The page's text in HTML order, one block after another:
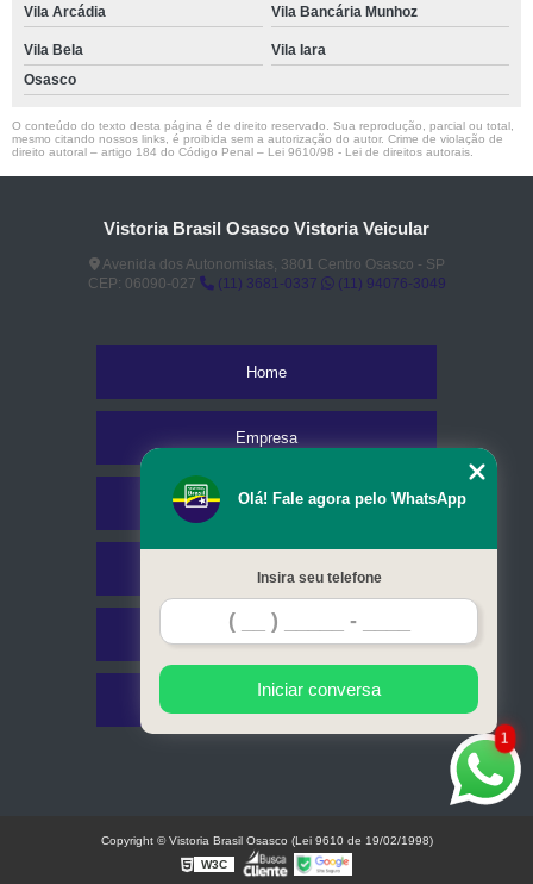
Vila Arcádia Vila Bancária Munhoz
Vila Bela
Vila Iara
Osasco
O conteúdo do texto desta página é de direito reservado. Sua reprodução, parcial ou total,
mesmo citando nossos links, é proibida sem a autorização do autor. Crime de violação de
direito autoral – artigo 184 do Código Penal – Lei 9610/98 - Lei de direitos autorais
Vistoria Brasil Osasco Vistoria Veicular
Avenida dos Autonomistas, 3801 Centro Osasco - SP
CEP: 06090-027
(11) 3681-0337 (11) 94076-3049
Home
Empresa
Missão
Serviços
Contato
Mapa do site
1
Olá! Fale agora pelo WhatsApp
Insira seu telefone
Iniciar conversa
Copyright © Vistoria Brasil Osasco (Lei 9610 de 19/02/1998)
W3C